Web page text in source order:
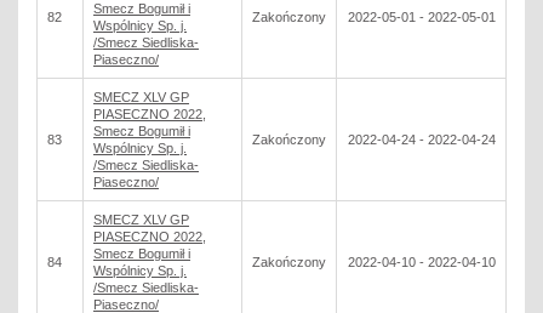
82
Smecz Bogumił i
Wspólnicy Sp. j.
/Smecz Siedliska-
Piaseczno/
Zakończony 2022-05-01 - 2022-05-01
83
SMECZ XLV GP
PIASECZNO 2022,
Smecz Bogumił i
Wspólnicy Sp. j.
/Smecz Siedliska-
Piaseczno/
Zakończony 2022-04-24 - 2022-04-24
84
SMECZ XLV GP
PIASECZNO 2022,
Smecz Bogumił i
Wspólnicy Sp. j.
/Smecz Siedliska-
Piaseczno/
Zakończony 2022-04-10 - 2022-04-10